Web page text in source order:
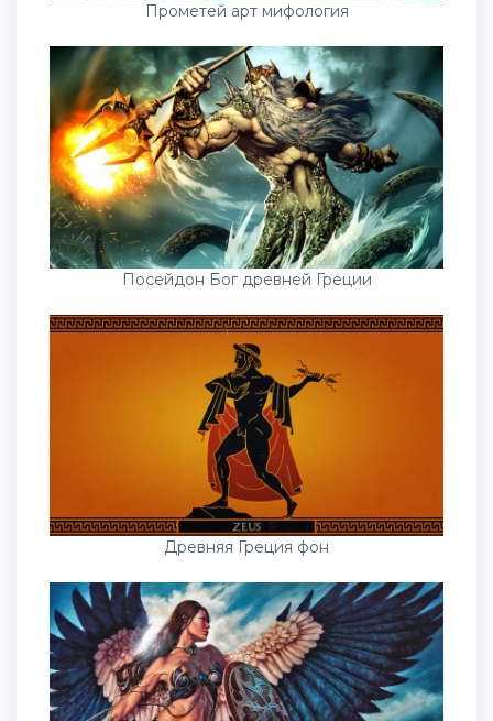
Прометей арт мифология
Посейдон Бог древней Греции
Древняя Греция фон